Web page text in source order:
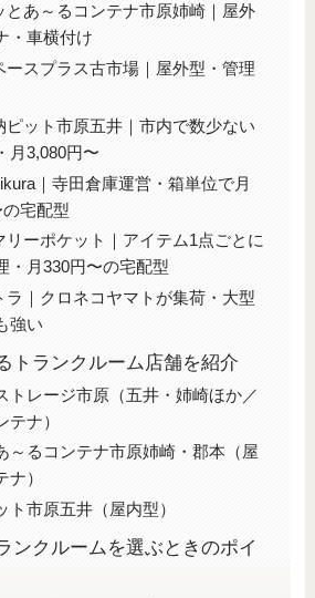
とあ～るコンテナ市原姉崎｜屋外
・車横付け
ースプラス古市場｜屋外型・管理
ピット市原五井｜市内で数少ない
月3,080円〜
｜寺田倉庫運営・箱単位で月
宅配型
リーポケット｜アイテム1点ごとに
・月330円〜の宅配型
ラ｜クロネコヤマトが集荷・大型
強い
トランクルーム店舗を紹介
トレージ市原（五井・姉崎ほか／
テナ）
～るコンテナ市原姉崎・郡本（屋
ナ）
ト市原五井（屋内型）
ンクルームを選ぶときのポイ